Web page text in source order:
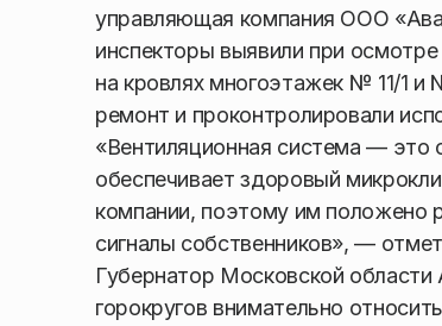
управляющая компания ООО
инспекторы выявили при
на кровлях многоэтажек № 11/1
ремонт и проконтролировали
«Вентиляционная система — это
обеспечивает здоровый
компании, поэтому им положено
сигналы собственников», —
Губернатор Московской области
горокругов внимательно